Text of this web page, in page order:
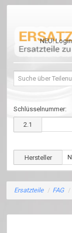
NEU!
Schlüsselnummer:
2.1
Hersteller
Ersatzteile / FAG /